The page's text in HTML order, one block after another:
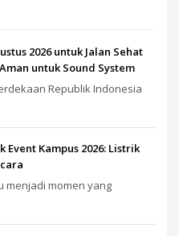
2026 untuk Jalan Sehat
untuk Sound System
Republik Indonesia
Event Kampus 2026: Listrik
menjadi momen yang